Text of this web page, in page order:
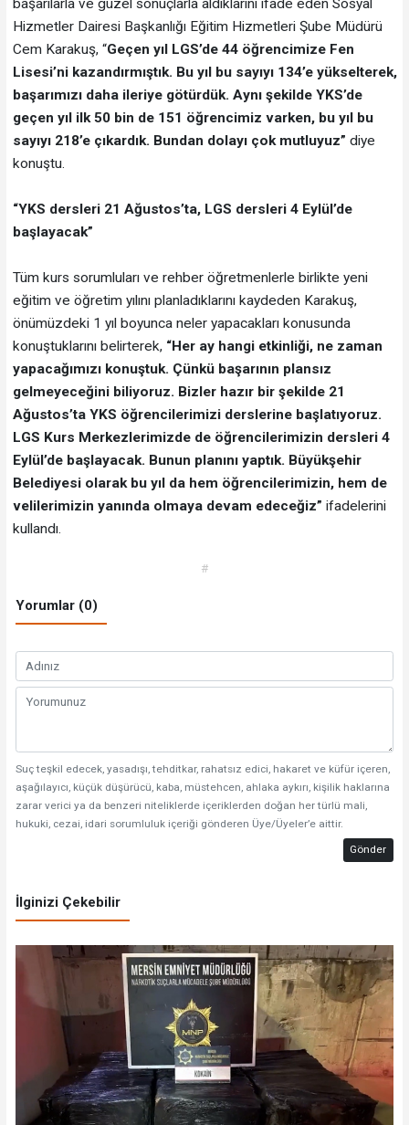
başarılarla ve güzel sonuçlarla aldıklarını ifade eden Sosyal
Hizmetler Dairesi Başkanlığı Eğitim Hizmetleri Şube Müdürü
Cem Karakuş, “Geçen yıl LGS’de 44 öğrencimize Fen
Lisesi’ni kazandırmıştık. Bu yıl bu sayıyı 134’e yükselterek,
başarımızı daha ileriye götürdük. Aynı şekilde YKS’de
geçen yıl ilk 50 bin de 151 öğrencimiz varken, bu yıl bu
sayıyı 218’e çıkardık. Bundan dolayı çok mutluyuz” diye
konuştu.
“YKS dersleri 21 Ağustos’ta, LGS dersleri 4 Eylül’de
başlayacak”
Tüm kurs sorumluları ve rehber öğretmenlerle birlikte yeni
eğitim ve öğretim yılını planladıklarını kaydeden Karakuş,
önümüzdeki 1 yıl boyunca neler yapacakları konusunda
konuştuklarını belirterek, “Her ay hangi etkinliği, ne zaman
yapacağımızı konuştuk. Çünkü başarının plansız
gelmeyeceğini biliyoruz. Bizler hazır bir şekilde 21
Ağustos’ta YKS öğrencilerimizi derslerine başlatıyoruz.
LGS Kurs Merkezlerimizde de öğrencilerimizin dersleri 4
Eylül’de başlayacak. Bunun planını yaptık. Büyükşehir
Belediyesi olarak bu yıl da hem öğrencilerimizin, hem de
velilerimizin yanında olmaya devam edeceğiz” ifadelerini
kullandı.
#
Yorumlar (0)
Suç teşkil edecek, yasadışı, tehditkar, rahatsız edici, hakaret ve küfür içeren,
aşağılayıcı, küçük düşürücü, kaba, müstehcen, ahlaka aykırı, kişilik haklarına
zarar verici ya da benzeri niteliklerde içeriklerden doğan her türlü mali,
hukuki, cezai, idari sorumluluk içeriği gönderen Üye/Üyeler’e aittir.
Gönder
İlginizi Çekebilir